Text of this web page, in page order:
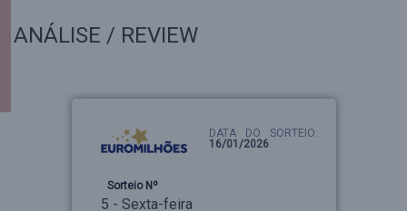
ANÁLISE / REVIEW
DATA DO SORTEIO:
16/01/2026
Sorteio Nº
5 - Sexta-feira